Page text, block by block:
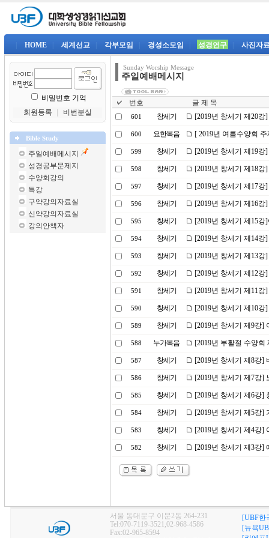
HOME 세계선교 각부모임 경성소모임 성경연구 사진자
비밀번호 기억
회원등록
비번분실
Bible Study
주일예배메시지
성경공부문제지
수양회강의
특강
구약강의자료실
신약강의자료실
강의안책자
Sunday Worship Message
주일예배메시지
번호 글 제 목
601 창세기 [2019년 창세기 제20
600 요한복음 [ 2019년 여름수양회
599 창세기 [2019년 창세기 제19강
598 창세기 [2019년 창세기 제18
597 창세기 [2019년 창세기 제17
596 창세기 [2019년 창세기 제16강
595 창세기 [2019년 창세기 제15
594 창세기 [2019년 창세기 제14
593 창세기 [2019년 창세기 제13
592 창세기 [2019년 창세기 제12
591 창세기 [2019년 창세기 제11
590 창세기 [2019년 창세기 제10
589 창세기 [2019년 창세기 제9강]
588 누가복음 [2019년 부활절 수양
587 창세기 [2019년 창세기 제8강]
586 창세기 [2019년 창세기 제7강]
585 창세기 [2019년 창세기 제6강]
584 창세기 [2019년 창세기 제5강]
583 창세기 [2019년 창세기 제4강]
582 창세기 [2019년 창세기 제3강]
서울 동대문구 이문2동 264-231
Tel:070-7119-3521,02-968-4586
Fax:02-965-8594
[UBF한
[뉴욕